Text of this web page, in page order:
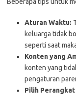
Aturan Waktu:
keluarga tidak
seperti saat
Konten yang
konten yang
pengaturan
Pilih